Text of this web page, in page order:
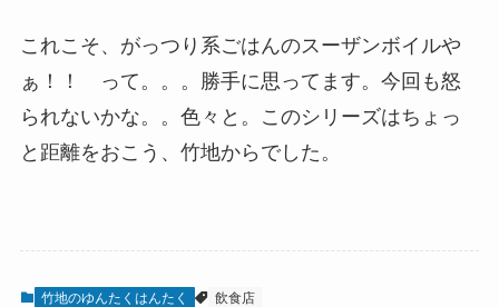
これこそ、がっつり系ごはんのスーザンボイルや
ぁ！！ って。。。勝手に思ってます。今回も怒
られないかな。。色々と。このシリーズはちょっ
と距離をおこう、竹地からでした。
竹地のゆんたくはんたく 飲食店